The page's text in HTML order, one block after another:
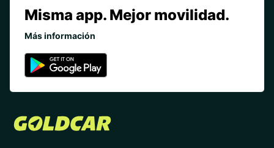
Misma app. Mejor movilidad.
Más información